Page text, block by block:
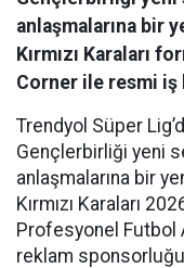
anlaşmalarına bir
Kırmızı Karaları
Corner ile resmi iş
Trendyol Süper
Gençlerbirliği yeni
anlaşmalarına bir
Kırmızı Karaları
Profesyonel Futbol
reklam